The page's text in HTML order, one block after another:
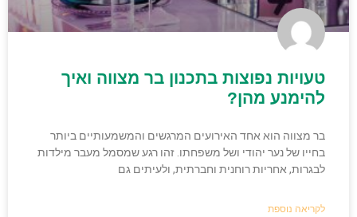
טעויות נפוצות בתכנון בר מצווה ואיך
להימנע מהן?
בר מצווה הוא אחד האירועים המרגשים והמשמעותיים ביותר
בחייו של נער יהודי ושל משפחתו. זהו רגע שמסמל מעבר מילדות
לבגרות, אחריות רוחנית וחברתית, ולעיתים גם
לקריאה נוספת